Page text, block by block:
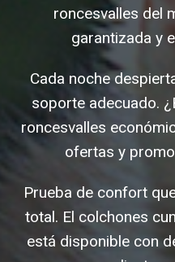
roncesvalles del
garantizada y
Cada noche
soporte adecuado.
roncesvalles
ofertas y
Prueba de confort
total. El colchones
está disponible con